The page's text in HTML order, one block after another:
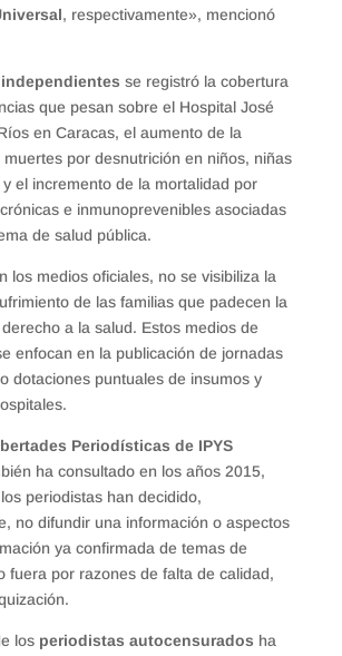
, respectivamente», mencionó
se registró la cobertura
que pesan sobre el Hospital José
en Caracas, el aumento de la
muertes por desnutrición en niños, niñas
el incremento de la mortalidad por
e inmunoprevenibles asociadas
de salud pública.
los medios oficiales, no se visibiliza la
de las familias que padecen la
a la salud. Estos medios de
enfocan en la publicación de jornadas
dotaciones puntuales de insumos y
Periodísticas de IPYS
ha consultado en los años 2015,
periodistas han decidido,
no difundir una información o aspectos
ya confirmada de temas de
fuera por razones de falta de calidad,
losperiodistas autocensurados ha